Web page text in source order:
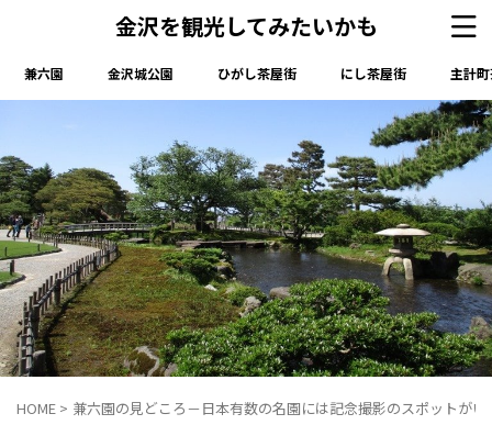
金沢を観光してみたいかも
兼六園 金沢城公園 ひがし茶屋街 にし茶屋街 主計
HOME > 兼六園の見どころ－日本有数の名園には記念撮影のスポットがい